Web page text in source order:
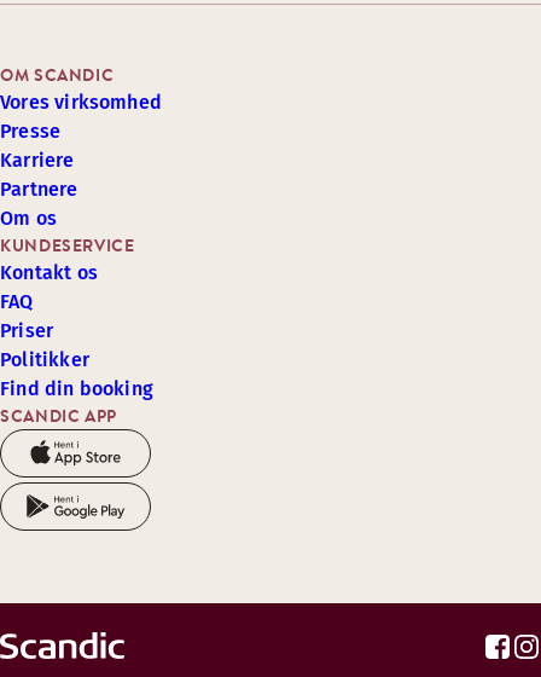
SCANDIC APP
KUNDESERVICE
Kontakt os
FAQ
Priser
Politikker
Find din booking
OM SCANDIC
Vores virksomhed
Presse
Karriere
Partnere
Om os